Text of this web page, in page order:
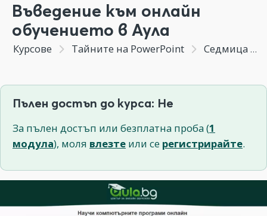
Въведение към онлайн
обучението в Аула
Курсове Тайните на PowerPoint Седмица 1 - Важни правила и тънкости при създаване на презентации с PowerPoint
Пълен достъп до курса: Не
За пълен достъп или безплатна проба (1
модула), моля влезте или се регистрирайте.